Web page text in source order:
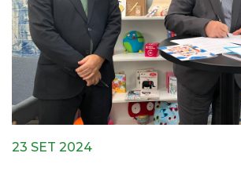
23 SET 2024